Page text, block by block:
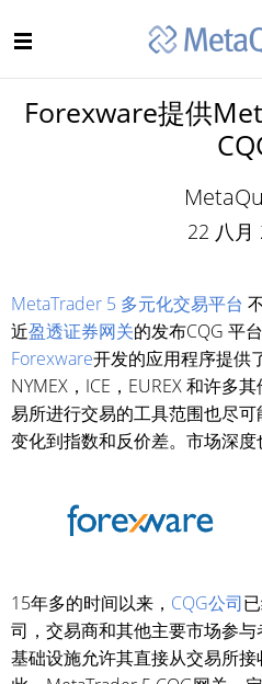
Forexware提供
22 八月
MetaTrader 5 多元化交易平台
近盈透证券网关的发布CQG 平
Forexware开发的应用程序提供
NYMEX，ICE，EUREX 和许多
易所进行交易的工具范围也尽
变化到指数和反价差。市场深度
15年多的时间以来， CQG公司
司，交易商和其他主要市场参
基础设施允许其直接从交易所